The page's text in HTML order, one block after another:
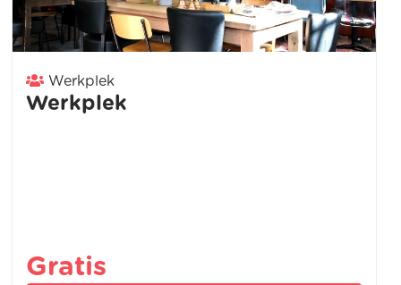
Werkplek
Werkplek
Gratis